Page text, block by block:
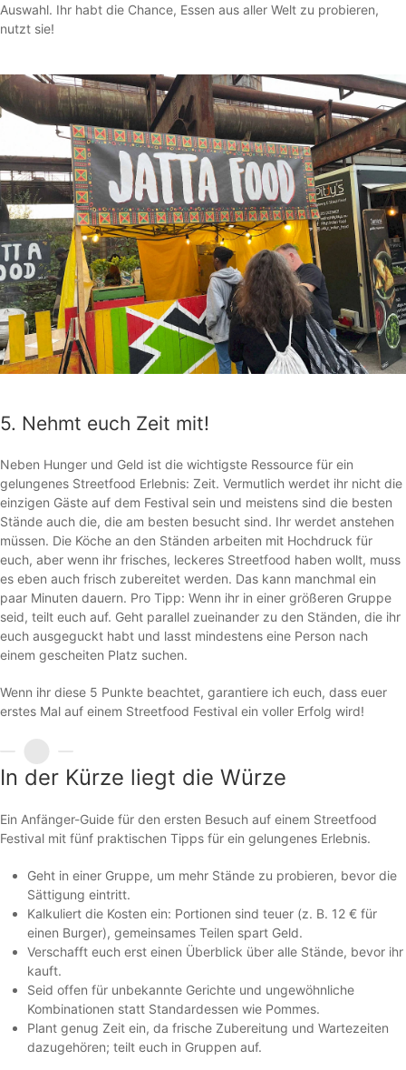
Auswahl. Ihr habt die Chance, Essen aus aller Welt zu probieren,
nutzt sie!
5. Nehmt euch Zeit mit!
Neben Hunger und Geld ist die wichtigste Ressource für ein
gelungenes Streetfood Erlebnis: Zeit. Vermutlich werdet ihr nicht die
einzigen Gäste auf dem Festival sein und meistens sind die besten
Stände auch die, die am besten besucht sind. Ihr werdet anstehen
müssen. Die Köche an den Ständen arbeiten mit Hochdruck für
euch, aber wenn ihr frisches, leckeres Streetfood haben wollt, muss
es eben auch frisch zubereitet werden. Das kann manchmal ein
paar Minuten dauern. Pro Tipp: Wenn ihr in einer größeren Gruppe
seid, teilt euch auf. Geht parallel zueinander zu den Ständen, die ihr
euch ausgeguckt habt und lasst mindestens eine Person nach
einem gescheiten Platz suchen.
Wenn ihr diese 5 Punkte beachtet, garantiere ich euch, dass euer
erstes Mal auf einem Streetfood Festival ein voller Erfolg wird!
In der Kürze liegt die Würze
Ein Anfänger-Guide für den ersten Besuch auf einem Streetfood
Festival mit fünf praktischen Tipps für ein gelungenes Erlebnis.
Geht in einer Gruppe, um mehr Stände zu probieren, bevor die
Sättigung eintritt.
Kalkuliert die Kosten ein: Portionen sind teuer (z. B. 12 € für
einen Burger), gemeinsames Teilen spart Geld.
Verschafft euch erst einen Überblick über alle Stände, bevor ihr
kauft.
Seid offen für unbekannte Gerichte und ungewöhnliche
Kombinationen statt Standardessen wie Pommes.
Plant genug Zeit ein, da frische Zubereitung und Wartezeiten
dazugehören; teilt euch in Gruppen auf.